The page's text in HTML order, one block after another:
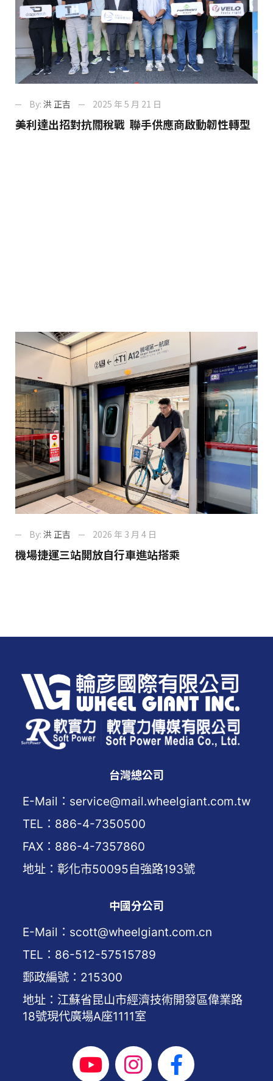
By: 洪 正吉 2025 年 5 月 21 日
美利達出招對抗關稅戰 聯手供應商啟動韌性轉型
By: 洪 正吉 2026 年 3 月 4 日
機場捷運三站開放自行車進站搭乘
台灣總公司
E-Mail：service@mail.wheelgiant.com.tw
TEL：886-4-7350500
FAX：886-4-7357860
地址：彰化市50095自強路193號
中國分公司
E-Mail：scott@wheelgiant.com.cn
TEL：86-512-57515789
郵政編號：215300
地址：江蘇省昆山市經濟技術開發區偉業路
18號現代廣場A座1111室